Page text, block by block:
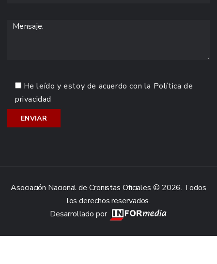
He leído y estoy de acuerdo con la Política de
privacidad
Asociación Nacional de Cronistas Oficiales © 2026. Todos
los derechos reservados.
Desarrollado por